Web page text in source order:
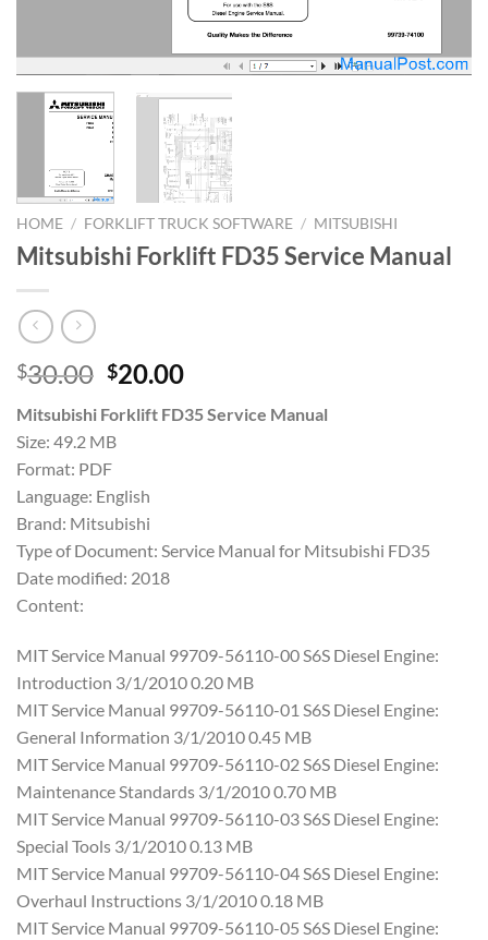
HOME / FORKLIFT TRUCK SOFTWARE / MITSUBISHI
Mitsubishi Forklift FD35 Service Manual
$30.00 Original
was:
$30.00.
$20.00Current
is:
Mitsubishi Forklift FD35 Service Manual
Size: 49.2 MB
Format: PDF
Language: English
Brand: Mitsubishi
Type of Document: Service Manual for Mitsubishi FD35
Date modified: 2018
Content:
MIT Service Manual 99709-56110-00 S6S Diesel Engine:
Introduction 3/1/2010 0.20 MB
MIT Service Manual 99709-56110-01 S6S Diesel Engine:
General Information 3/1/2010 0.45 MB
MIT Service Manual 99709-56110-02 S6S Diesel Engine:
Maintenance Standards 3/1/2010 0.70 MB
MIT Service Manual 99709-56110-03 S6S Diesel Engine:
Special Tools 3/1/2010 0.13 MB
MIT Service Manual 99709-56110-04 S6S Diesel Engine:
Overhaul Instructions 3/1/2010 0.18 MB
MIT Service Manual 99709-56110-05 S6S Diesel Engine: